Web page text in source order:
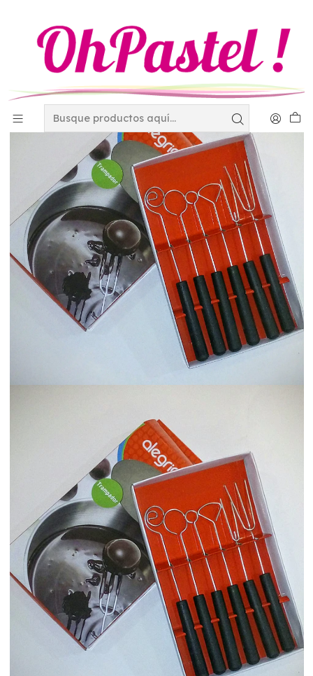
Trampador 6 Piezas 4-1676